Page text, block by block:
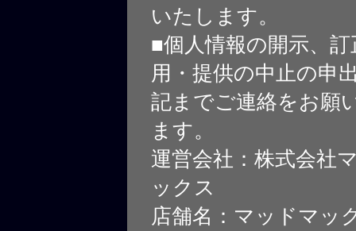
いたします。
■個人情報の開示、
用・提供の中止の申
記までご連絡をお願
ます。
運営会社：株式会社
ックス
店舗名：マッドマッ